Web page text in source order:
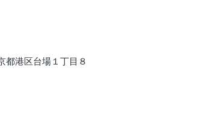
都港区台場１丁目８